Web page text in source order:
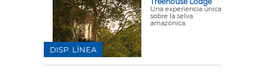
Una experiencia única
sobre la selva
amazónica.
DISP. LÍNEA